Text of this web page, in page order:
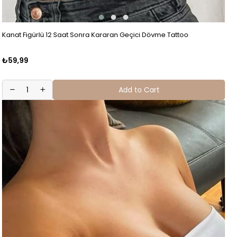
Kanat Figürlü 12 Saat Sonra Kararan Geçici Dövme Tattoo
₺59,99
Add to Cart